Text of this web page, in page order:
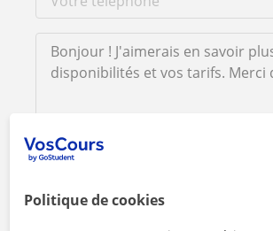
En cliquant sur l'un des deux boutons, vous
mentions légales
Contacter maintenant
Politique de cookies